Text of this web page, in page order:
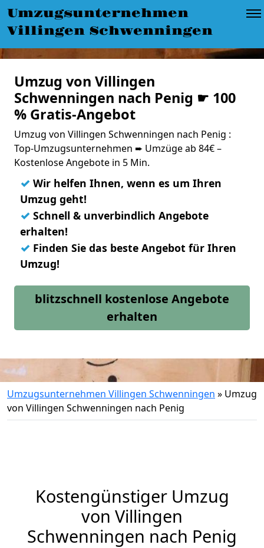
Umzugsunternehmen
Villingen Schwenningen
Umzug von Villingen
Schwenningen nach Penig ☛ 100
% Gratis-Angebot
Umzug von Villingen Schwenningen nach Penig :
Top-Umzugsunternehmen ➨ Umzüge ab 84€ –
Kostenlose Angebote in 5 Min.
✓ Wir helfen Ihnen, wenn es um Ihren
Umzug geht!
✓ Schnell & unverbindlich Angebote
erhalten!
✓ Finden Sie das beste Angebot für Ihren
Umzug!
blitzschnell kostenlose Angebote
erhalten
Umzugsunternehmen Villingen Schwenningen » Umzug
von Villingen Schwenningen nach Penig
Kostengünstiger Umzug
von Villingen
Schwenningen nach Penig